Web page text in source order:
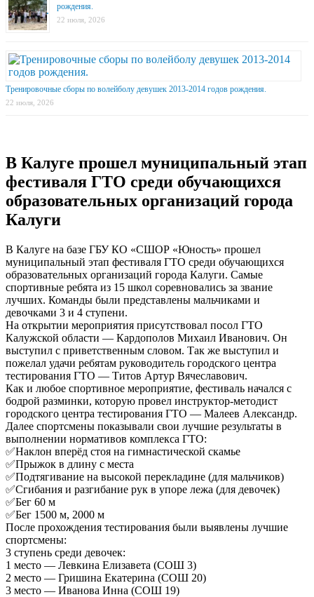
рождения.
22 июля, 2026
Тренировочные сборы по волейболу девушек 2013-2014 годов рождения.
22 июля, 2026
В Калуге прошел муниципальный этап
фестиваля ГТО среди обучающихся
образовательных организаций города
Калуги
В Калуге на базе ГБУ КО «СШОР «Юность» прошел
муниципальный этап фестиваля ГТО среди обучающихся
образовательных организаций города Калуги. Самые
спортивные ребята из 15 школ соревновались за звание
лучших. Команды были представлены мальчиками и
девочками 3 и 4 ступени.
На открытии мероприятия присутствовал посол ГТО
Калужской области — Кардополов Михаил Иванович. Он
выступил с приветственным словом. Так же выступил и
пожелал удачи ребятам руководитель городского центра
тестирования ГТО — Титов Артур Вячеславович.
Как и любое спортивное мероприятие, фестиваль начался с
бодрой разминки, которую провел инструктор-методист
городского центра тестирования ГТО — Малеев Александр.
Далее спортсмены показывали свои лучшие результаты в
выполнении нормативов комплекса ГТО:
✅Наклон вперёд стоя на гимнастической скамье
✅Прыжок в длину с места
✅Подтягивание на высокой перекладине (для мальчиков)
✅Сгибания и разгибание рук в упоре лежа (для девочек)
✅Бег 60 м
✅Бег 1500 м, 2000 м
После прохождения тестирования были выявлены лучшие
спортсмены:
3 ступень среди девочек:
1 место — Левкина Елизавета (СОШ 3)
2 место — Гришина Екатерина (СОШ 20)
3 место — Иванова Инна (СОШ 19)